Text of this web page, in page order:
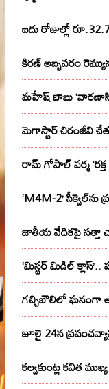
ఐదు రోజుల్లో
కిరణ్ అబ్బవరం
మహేష్ బాబు
మెగాస్టార్ చిరంజీవి
రామ్ గోపాల్ వర్మ
‘M4M-2’ సీక్వెల్‌ను
జాతీయ వేదికపై
‘మిస్టర్ మిడిల్
గచ్చిబౌలిలో ఘనంగా
జూలై 24న
కల్వకుంట్ల కవిత